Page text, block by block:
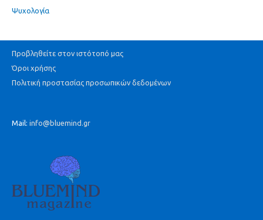
Ψυχολογία
Προβληθείτε στον ιστότοπό μας
Όροι χρήσης
Πολιτική προστασίας προσωπικών δεδομένων
Mail: info@bluemind.gr